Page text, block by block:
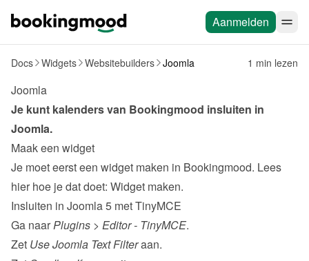
Aanmelden
Docs Widgets Websitebuilders Joomla 1 min lezen
Joomla
Joomla.
Maak een widget
Je moet eerst een widget maken in Bookingmood. Lees
hier hoe je dat doet: Widget maken.
Insluiten in Joomla 5 met TinyMCE
Ga naar Plugins > Editor - TinyMCE.
Zet Use Joomla Text Filter aan.